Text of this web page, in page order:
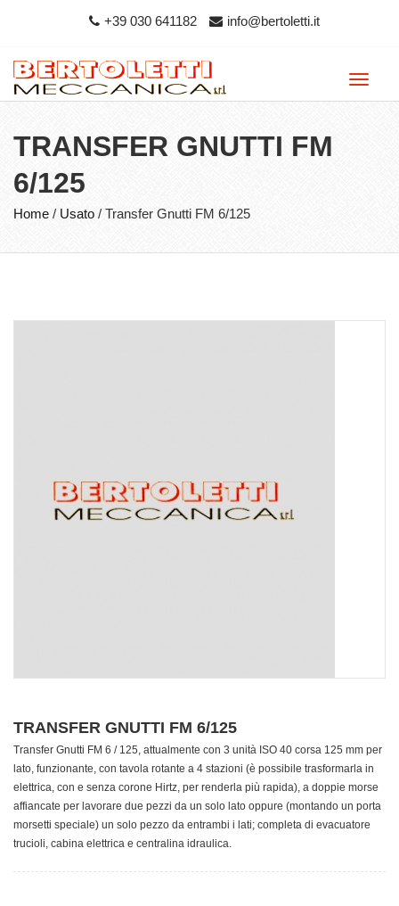
+39 030 641182 info@bertoletti.it
Toggle
TRANSFER GNUTTI FM
6/125
Home / Usato / Transfer Gnutti FM 6/125
TRANSFER GNUTTI FM 6/125
Transfer Gnutti FM 6 / 125, attualmente con 3 unità ISO 40 corsa 125 mm per
lato, funzionante, con tavola rotante a 4 stazioni (è possibile trasformarla in
elettrica, con e senza corone Hirtz, per renderla più rapida), a doppie morse
affiancate per lavorare due pezzi da un solo lato oppure (montando un porta
morsetti speciale) un solo pezzo da entrambi i lati; completa di evacuatore
trucioli, cabina elettrica e centralina idraulica.